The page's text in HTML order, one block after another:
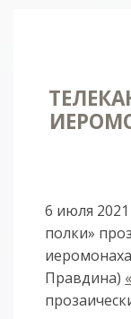
6 июля
полки»
Правдина)